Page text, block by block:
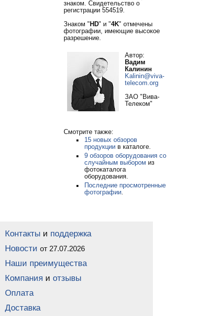
знаком. Свидетельство о
регистрации 554519.
Знаком " HD" и "4K" отмечены
фотографии, имеющие высокое
разрешение.
Автор:
Вадим
Калинин
Kalinin@viva-
telecom.org
ЗАО "Вива-
Телеком"
Смотрите также:
15 новых обзоров
продукциив каталоге.
9 обзоров оборудования со
случайным выбором из
фотокаталога
оборудования.
Последние просмотренные
фотографии.
Контакты и поддержка
Новости от 27.07.2026
Наши преимущества
Компания и отзывы
Оплата
Доставка